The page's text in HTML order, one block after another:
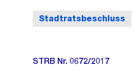
Stadtratsbeschluss
STRB Nr. 0672/2017